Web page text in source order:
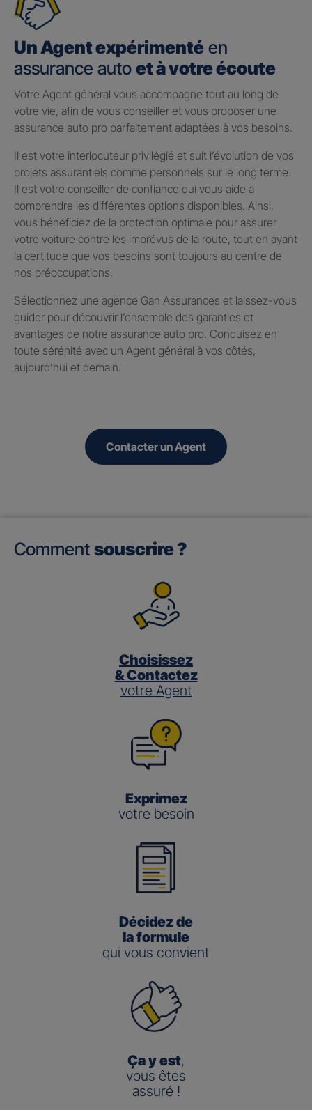
Un Agent expérimenté en
assurance auto et à votre écoute
Votre Agent général vous accompagne tout au long de
votre vie, afin de vous conseiller et vous proposer une
assurance auto pro parfaitement adaptées à vos besoins.
Il est votre interlocuteur privilégié et suit l’évolution de vos
projets assurantiels comme personnels sur le long terme.
Il est votre conseiller de confiance qui vous aide à
comprendre les différentes options disponibles. Ainsi,
vous bénéficiez de la protection optimale pour assurer
votre voiture contre les imprévus de la route, tout en ayant
la certitude que vos besoins sont toujours au centre de
nos préoccupations.
Sélectionnez une agence Gan Assurances et laissez-vous
guider pour découvrir l’ensemble des garanties et
avantages de notre assurance auto pro. Conduisez en
toute sérénité avec un Agent général à vos côtés,
aujourd’hui et demain.
Contacter un Agent
Comment souscrire ?
Choisissez
& Contactez
votre Agent
Exprimez
votre besoin
Décidez de
la formule
qui vous convient
Ça y est,
vous êtes
assuré !